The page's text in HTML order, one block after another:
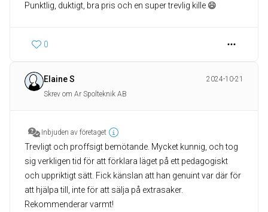
Punktlig, duktigt, bra pris och en super trevlig kille 😄
0
Elaine S
2024-10-21
Skrev om Ar Spolteknik AB
Inbjuden av företaget
Trevligt och proffsigt bemötande. Mycket kunnig, och tog
sig verkligen tid för att förklara läget på ett pedagogiskt
och uppriktigt sätt. Fick känslan att han genuint var där för
att hjälpa till, inte för att sälja på extrasaker.
Rekommenderar varmt!